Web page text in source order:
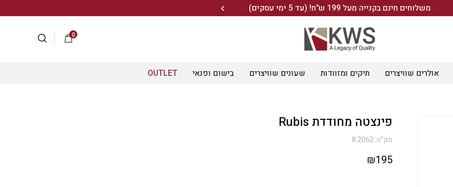
משלוחים חינם בקנייה מעל 199 ש"ח! (עד 5 ימי עסקים)
0
אולרים שוויצרים תיקים ומזוודות שעונים שוויצרים בישום ופנאי OUTLET
פינצטה מחודדת Rubis
מק"ט:8.2062
₪195